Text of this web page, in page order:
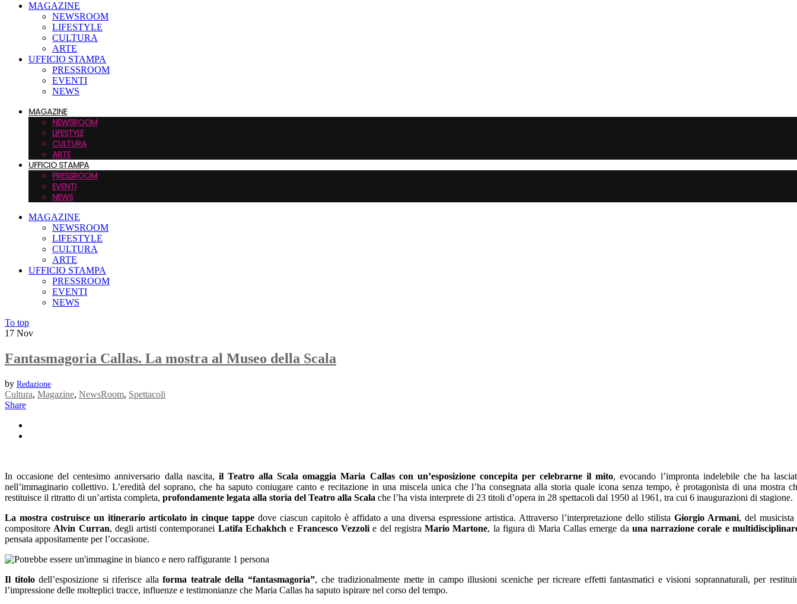
MAGAZINE
NEWSROOM
LIFESTYLE
CULTURA
ARTE
UFFICIO STAMPA
PRESSROOM
EVENTI
NEWS
MAGAZINE
NEWSROOM
LIFESTYLE
CULTURA
ARTE
UFFICIO STAMPA
PRESSROOM
EVENTI
NEWS
MAGAZINE
NEWSROOM
LIFESTYLE
CULTURA
ARTE
UFFICIO STAMPA
PRESSROOM
EVENTI
NEWS
To top
17 Nov
Fantasmagoria Callas. La mostra al Museo della Scala
by Redazione
Cultura, Magazine, NewsRoom, Spettacoli
Share
In occasione del centesimo anniversario dalla nascita, il Teatro alla Scala omaggia Maria Callas con un’esposizione concepita per celebrarne il mito, evocando l’impronta indelebile che ha
nell’immaginario collettivo. L’eredità del soprano, che ha saputo coniugare canto e recitazione in una miscela unica che l’ha consegnata alla storia quale icona senza tempo, è protagonista di una mostra
restituisce il ritratto di un’artista completa, profondamente legata alla storia del Teatro alla Scala che l’ha vista interprete di 23 titoli d’opera in 28 spettacoli dal 1950 al 1961, tra cui 6 inaugurazioni di stagione.
La mostra costruisce un itinerario articolato in cinque tappedove ciascun capitolo è affidato a una diversa espressione artistica. Attraverso l’interpretazione dello stilista Giorgio Armani, del musicista
compositore Alvin Curran, degli artisti contemporanei Latifa Echakhche Francesco Vezzolie del registraMario Martone, la figura di Maria Callas emerge da una narrazione corale e
pensata appositamente per l’occasione.
Il titolodell’esposizione si riferisce allaforma teatrale della “fantasmagoria”, che tradizionalmente mette in campo illusioni sceniche per ricreare effetti fantasmatici e visioni soprannaturali, per
l’impressione delle molteplici tracce, influenze e testimonianze che Maria Callas ha saputo ispirare nel corso del tempo.